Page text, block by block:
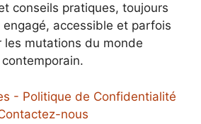
conseils pratiques, toujours
accessible et parfois
les mutations du monde
contemporain.
- Politique de Confidentialité
nous